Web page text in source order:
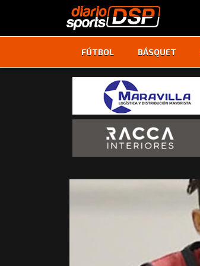
FÚTBOL BÁSQUET